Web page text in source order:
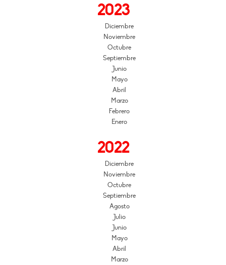
2023
Diciembre
Noviembre
Octubre
Septiembre
Junio
Mayo
Abril
Marzo
Febrero
Enero
2022
Diciembre
Noviembre
Octubre
Septiembre
Agosto
Julio
Junio
Mayo
Abril
Marzo